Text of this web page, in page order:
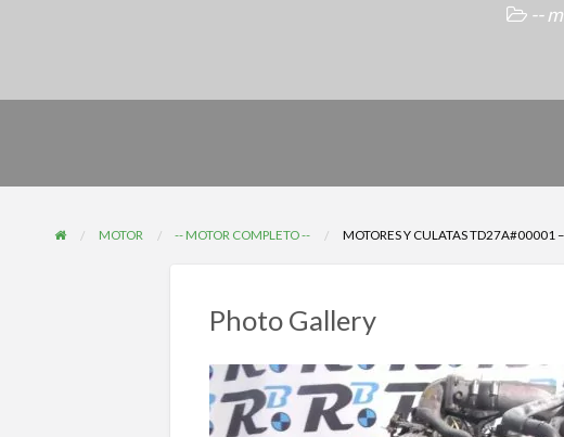
--
MOTOR -- MOTOR COMPLETO -- MOTORES Y CULATAS TD27A#00001
Photo Gallery